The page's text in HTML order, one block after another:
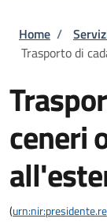
Briciole
Home /
Trasporto di
ceneri
(